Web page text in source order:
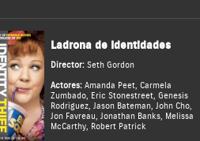
Ladrona de Identidades
Director: Seth Gordon
Actores: Amanda Peet, Carmela
Zumbado, Eric Stonestreet, Genesis
Rodriguez, Jason Bateman, John Cho,
Jon Favreau, Jonathan Banks, Melissa
McCarthy, Robert Patrick